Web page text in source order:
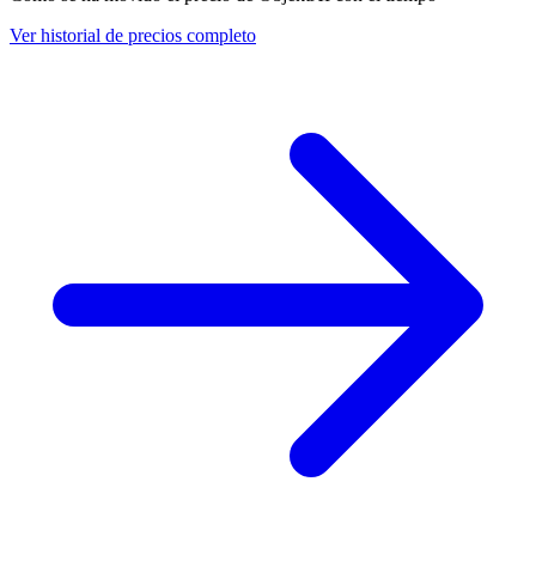
Ver historial de precios completo